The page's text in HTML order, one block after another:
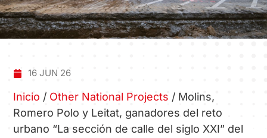
16 JUN 26
Inicio / Other National Projects / Molins,
Romero Polo y Leitat, ganadores del reto
urbano “La sección de calle del siglo XXI” del